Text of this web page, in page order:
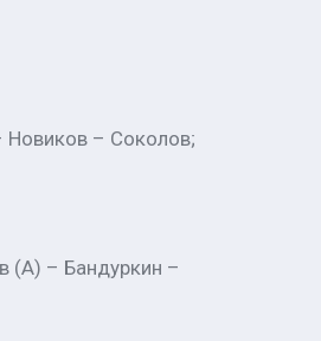
Новиков – Соколов;
(А) – Бандуркин –